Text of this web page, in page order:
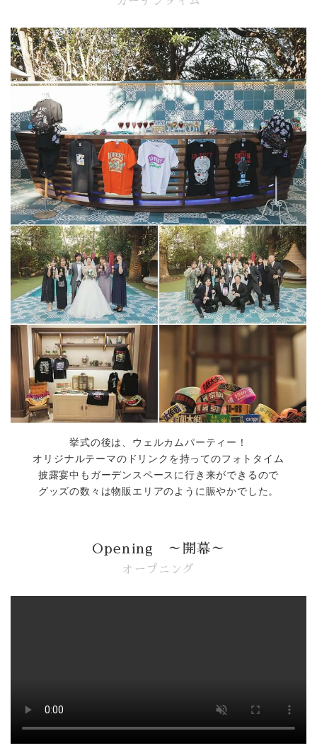
挙式の後は、ウェルカムパーティー！
オリジナルテーマのドリンクを持ってのフォトタイム
披露宴中もガーデンスペースに行き来ができるので
グッズの数々は物販エリアのように賑やかでした。
Opening ～開幕～
オープニング